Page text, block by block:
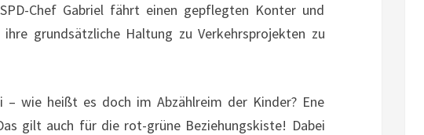
Chef Gabriel fährt einen gepflegten Konter und
grundsätzliche Haltung zu Verkehrsprojekten zu
– wie heißt es doch im Abzählreim der Kinder? Ene
gilt auch für die rot-grüne Beziehungskiste! Dabei